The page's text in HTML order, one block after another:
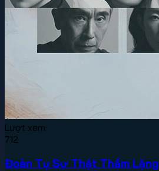
Lượt xem:
712
Đoàn Tụ Sự Thật Thầm Lặng